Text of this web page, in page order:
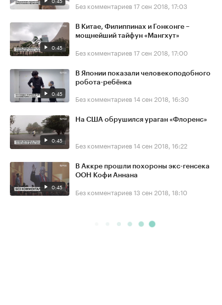
Без комментариев 17 сен 2018, 17:03
0:45
В Китае, Филиппинах и Гонконге –
мощнейший тайфун «Мангхут»
Без комментариев 17 сен 2018, 17:00
0:45
В Японии показали человекоподобного
робота-ребёнка
Без комментариев 14 сен 2018, 16:30
0:45
На США обрушился ураган «Флоренс»
Без комментариев 14 сен 2018, 16:22
0:45
В Аккре прошли похороны экс-генсека
ООН Кофи Аннана
Без комментариев 13 сен 2018, 18:10